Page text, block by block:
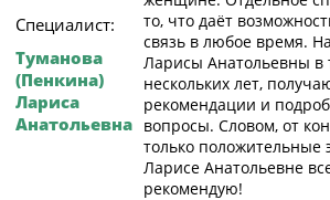
Специалист:
Туманова
(Пенкина)
Лариса
Анатольевна
то, что даёт
связь в любое время.
Ларисы Анатольевны в
нескольких лет,
рекомендации и
вопросы. Словом, от
только
Ларисе Анатольевне
рекомендую!